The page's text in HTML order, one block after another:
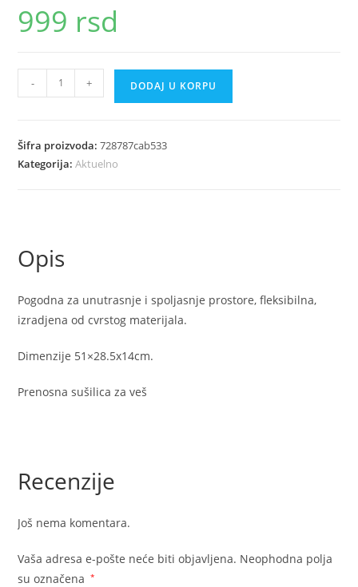
999 rsd
Prenosna
susilica
ves
količina
- + DODAJ U KORPU
Šifra proizvoda:728787cab533
Kategorija:Aktuelno
Opis
Pogodna za unutrasnje i spoljasnje prostore, fleksibilna,
izradjena od cvrstog materijala.
Dimenzije 51×28.5x14cm.
Prenosna sušilica za veš
Recenzije
Još nema komentara.
Vaša adresa e-pošte neće biti objavljena. Neophodna polja
su označena
*